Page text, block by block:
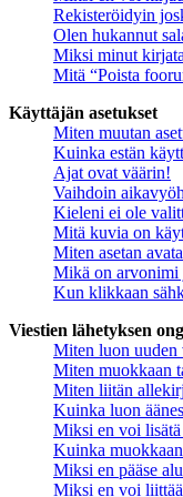
Rekisteröidyin
Olen hukannut
Miksi minut
Mitä “Poista
Käyttäjän asetukset
Miten muutan
Kuinka estän
Ajat ovat väärin!
Vaihdoin
Kieleni ei ole
Mitä kuvia on
Miten asetan
Mikä on arvonimi
Kun klikkaan
Viestien lähetyksen
Miten luon uuden
Miten muokkaan
Miten liitän
Kuinka luon
Miksi en voi
Kuinka
Miksi en pääse
Miksi en voi